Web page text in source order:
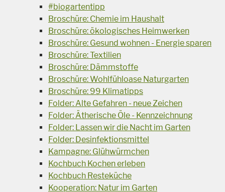
#biogartentipp
Broschüre: Chemie im Haushalt
Broschüre: ökologisches Heimwerken
Broschüre: Gesund wohnen - Energie sparen
Broschüre: Textilien
Broschüre: Dämmstoffe
Broschüre: Wohlfühloase Naturgarten
Broschüre: 99 Klimatipps
Folder: Alte Gefahren - neue Zeichen
Folder: Ätherische Öle - Kennzeichnung
Folder: Lassen wir die Nacht im Garten
Folder: Desinfektionsmittel
Kampagne: Glühwürmchen
Kochbuch Kochen erleben
Kochbuch Resteküche
Kooperation: Natur im Garten